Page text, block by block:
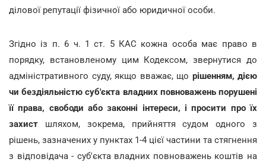
ділової репутації фізичної або юридичної особи.
Згідно із п. 6 ч. 1 ст. 5 КАС кожна особа має право в
порядку, встановленому цим Кодексом, звернутися до
адміністративного суду, якщо вважає, що рішенням, дією
чи бездіяльністю суб'єкта владних повноважень порушені
її права, свободи або законні інтереси, і просити про їх
захист шляхом, зокрема, прийняття судом одного з
рішень, зазначених у пунктах 1-4 цієї частини та стягнення
з відповідача - суб'єкта владних повноважень коштів на